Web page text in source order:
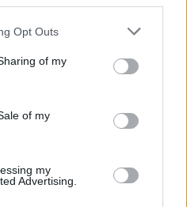
uses one or more Google
behaviour. You may click to
and its third-party tags to
purposes in below Google
Opt Outs
of my
of my
my
Advertising.
#NAPÉJEGYENLŐSÉG